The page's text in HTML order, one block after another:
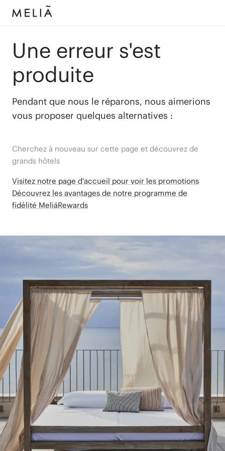
Une erreur s'est
produite
Pendant que nous le réparons, nous aimerions
vous proposer quelques alternatives :
Cherchez à nouveau sur cette page et découvrez de
grands hôtels
Visitez notre page d'accueil pour voir les promotions
Découvrez les avantages de notre programme de
fidélité MeliáRewards